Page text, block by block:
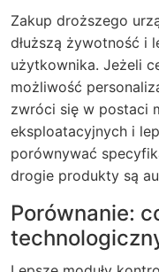
Zakup droższego
dłuższą żywotność i
użytkownika. Jeżeli
możliwość
zwróci się w postaci
eksploatacyjnych i
porównywać
drogie produkty są
Porównanie: